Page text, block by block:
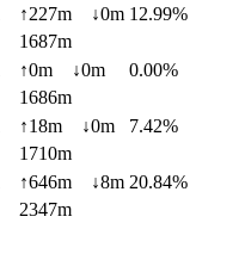
↑227m ↓0m 12.99%
1687m
↑0m ↓0m
0.00%
1686m
↑18m ↓0m
7.42%
1710m
↑646m ↓8m 20.84%
2347m